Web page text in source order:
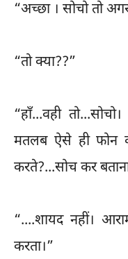
“अच्छा । सोचो तो
“तो क्या??”
“हाँ...वही
मतलब ऐसे ही फोन
करते?...सोच कर
“....शायद नहीं।
करता।”